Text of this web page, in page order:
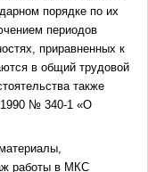
порядке по их
периодов
приравненных к
в общий трудовой
также
№ 340-1 «О
работы в МКС